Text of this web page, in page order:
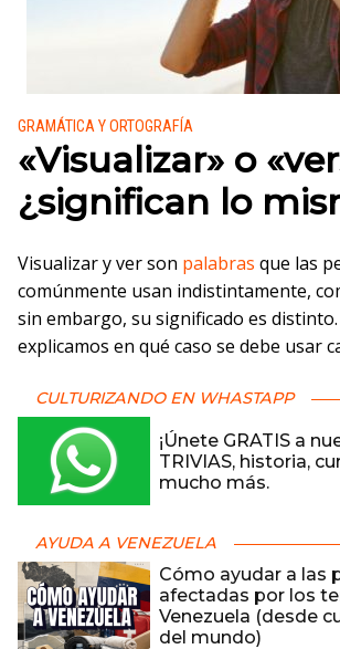
Publicado en:
GRAMÁTICA Y ORTOGRAFÍA
«Visualizar» o
¿significan lo
Visualizar y ver son palabras que las
comúnmente usan indistintamente,
sin embargo, su significado es
explicamos en qué caso se debe usar
CULTURIZANDO EN WHASTAPP
¡Únete GRATIS a
TRIVIAS, historia,
mucho más.
AYUDA A VENEZUELA
Cómo ayudar a las
afectadas por los
Venezuela (desde
del mundo)